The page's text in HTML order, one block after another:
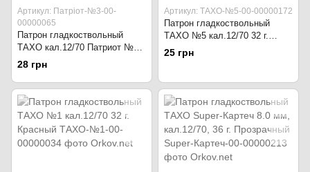
Артикул: Патріот-№3-00-
00000065
Патрон гладкоствольный
ТАХО кал.12/70 Патриот №3
36г. Прозрачный
28 грн
Артикул: ТАХО-№5-00-00000172
Патрон гладкоствольный
ТАХО №5 кал.12/70 32 г.
Красный
25 грн